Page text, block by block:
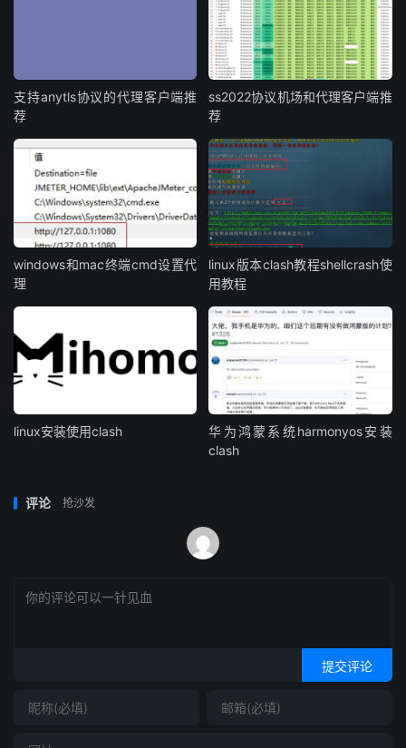
支持anytls协议的代理客户端推
荐
ss2022协议机场和代理客户端推
荐
windows和mac终端cmd设置代
理
linux版本clash教程shellcrash使
用教程
linux安装使用clash
华为鸿蒙系统harmonyos安装
clash
评论 抢沙发
提交评论